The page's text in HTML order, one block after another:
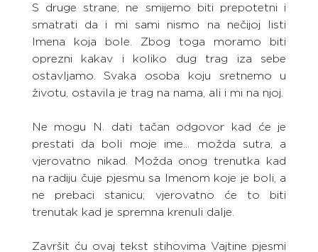
S druge strane, ne smijemo biti prepotetni i
smatrati da i mi sami nismo na nečijoj listi
Imena koja bole. Zbog toga moramo biti
oprezni kakav i koliko dug trag iza sebe
ostavljamo. Svaka osoba koju sretnemo u
životu, ostavila je trag na nama, ali i mi na njoj.
Ne mogu N. dati tačan odgovor kad će je
prestati da boli moje ime... možda sutra, a
vjerovatno nikad. Možda onog trenutka kad
na radiju čuje pjesmu sa Imenom koje je boli, a
ne prebaci stanicu; vjerovatno će to biti
trenutak kad je spremna krenuli dalje.
Završit ću ovaj tekst stihovima Vajtine pjesmi